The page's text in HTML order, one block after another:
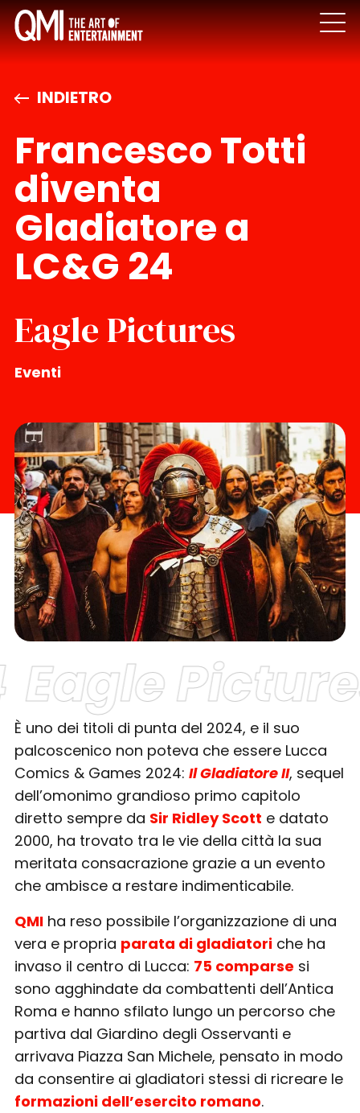
INDIETRO
Francesco Totti
diventa
Gladiatore a
LC&G 24
Eagle Pictures
Eventi
Eagle
È uno dei titoli di punta del 2024, e il suo
palcoscenico non poteva che essere Lucca
Comics & Games 2024: Il Gladiatore II, sequel
dell’omonimo grandioso primo capitolo
diretto sempre da Sir Ridley Scott e datato
2000, ha trovato tra le vie della città la sua
meritata consacrazione grazie a un evento
che ambisce a restare indimenticabile.
QMIha reso possibile l’organizzazione di una
vera e propria parata di gladiatoriche ha
invaso il centro di Lucca: 75 comparse si
sono agghindate da combattenti dell’Antica
Roma e hanno sfilato lungo un percorso che
partiva dal Giardino degli Osservanti e
arrivava Piazza San Michele, pensato in modo
da consentire ai gladiatori stessi di ricreare le
formazioni dell’esercito romano.